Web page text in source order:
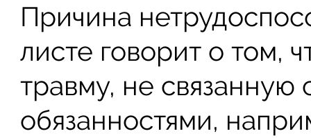
Причина
листе говорит о том,
травму, не связанную
обязанностями,